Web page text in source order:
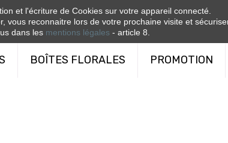
BOÎTES FLORALES PROMOTION
et l'écriture de Cookies sur votre appareil connecté.
reconnaitre lors de votre prochaine visite et
dans les mentions légales - article 8.